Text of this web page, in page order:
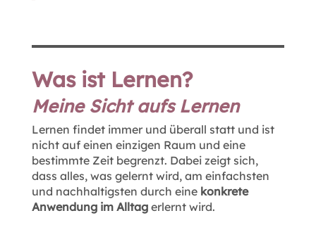
Was ist Lernen?
Meine Sicht aufs Lernen
Lernen findet immer und überall statt und ist
nicht auf einen einzigen Raum und eine
bestimmte Zeit begrenzt. Dabei zeigt sich,
dass alles, was gelernt wird, am einfachsten
und nachhaltigsten durch eine konkrete
Anwendung im Alltagerlernt wird.